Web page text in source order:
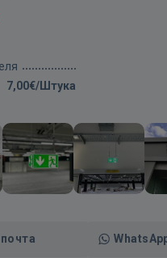
7,00€/Штука